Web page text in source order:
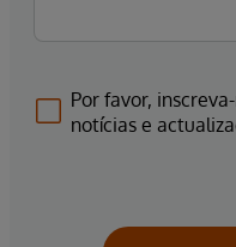
Por favor,
notícias e